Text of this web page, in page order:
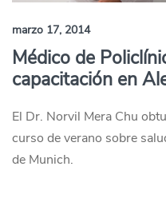
marzo 17, 2014
Médico de
capacitación en
El Dr. Norvil Mera Chu
curso de verano sobre
de Munich.